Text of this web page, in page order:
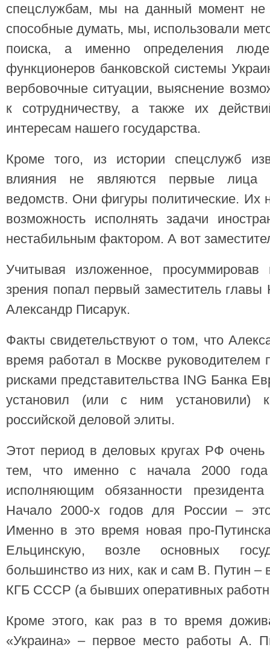
спецслужбам, мы на данный момент
способные думать, мы, использовали
поиска, а именно определения
функционеров банковской системы
вербовочные ситуации, выяснение
к сотрудничеству, а также их
интересам нашего государства.
Кроме того, из истории спецслужб
влияния не являются первые лица
ведомств. Они фигуры политические. Их
возможность исполнять задачи
нестабильным фактором. А вот
Учитывая изложенное,
зрения попал первый заместитель
Александр Писарук.
Факты свидетельствуют о том, что
время работал в Москве руководителем
рисками представительства ING Банка
установил (или с ним установили)
российской деловой элиты.
Этот период в деловых кругах РФ
тем, что именно с начала 2000
исполняющим обязанности
Начало 2000-х годов для России –
Именно в это время новая про-
Ельцинскую, возле основных
большинство из них, как и сам В. Путин –
КГБ СССР (а бывших оперативных
Кроме этого, как раз в то время
«Украина» – первое место работы А.